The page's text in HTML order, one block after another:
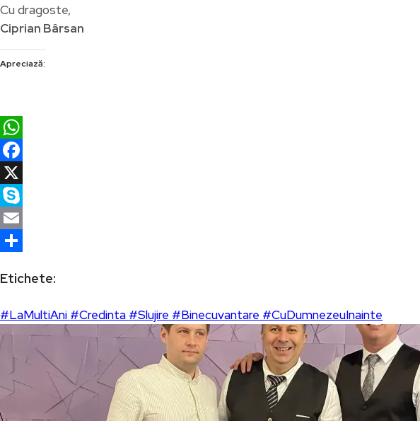
Cu dragoste,
Ciprian Bârsan
Apreciază:
WhatsApp
Facebook
X
Skype
Email
Etichete:
#LaMultiAni #Credinta #Slujire #Binecuvantare #CuDumnezeuInainte